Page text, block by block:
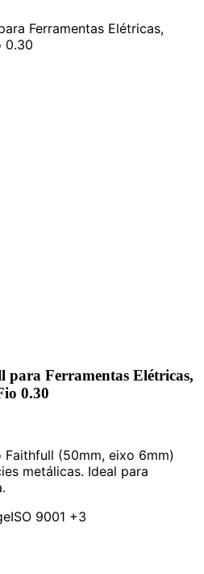
Ferramentas Elétricas,
0.30
para Ferramentas Elétricas,
0.30
(50mm, eixo 6mm)
metálicas. Ideal para
ISO 9001 +3